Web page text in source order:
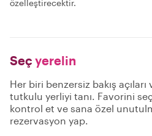
özelleştirecektir.
Seç yerelin
Her biri benzersiz bakış
tutkulu yerliyi tanı. Favorini
kontrol et ve sana özel
rezervasyon yap.